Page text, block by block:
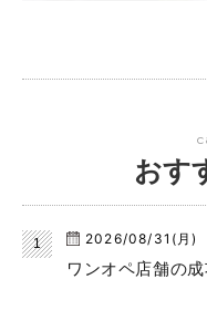
おす
2026/08/31(月)
ワンオペ店舗の成